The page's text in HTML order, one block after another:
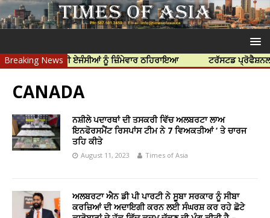
Breaking News
ਭਾਰਤੀ ਏਜੰਸੀਆਂ ਨੂੰ ਜ਼ਿੰਮੇਵਾਰ ਠਹਿਰਾਇਆ ਟਰੱਸਟਡ ਪ੍ਰੋਫੈਸ਼ਨਲ ਸੈਂਟਰ ਦਾ
CANADA
ਨਸ਼ੀਲੇ ਪਦਾਰਥਾਂ ਦੀ ਤਸਕਰੀ ਵਿੱਚ ਅਲਬਰਟਾ ਲਾਅ
ਇਨਫੋਰਸਮੈਂਟ ਰਿਸਪਾਂਸ ਟੀਮ ਨੇ 7 ਵਿਅਕਤੀਆਂ ‘ ਤੇ ਚਾਰਜ
ਤਹਿ ਕੀਤੇ
August 11, 2023 Times of Asia
ਅਲਬਰਟਾ ਐਨ ਡੀ ਪੀ ਪਾਰਟੀ ਨੇ ਸੂਬਾ ਸਰਕਾਰ ਨੂੰ ਸੀਬਾ
ਕਰਜ਼ਿਆਂ ਦੀ ਅਦਾਇਗੀ ਕਰਨ ਲਈ ਸੰਘਰਸ਼ ਕਰ ਰਹੇ ਛੋਟੇ